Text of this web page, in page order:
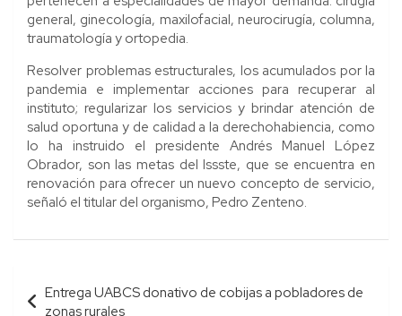
general, ginecología, maxilofacial, neurocirugía, columna,
traumatología y ortopedia.
Resolver problemas estructurales, los acumulados por la
pandemia e implementar acciones para recuperar al
instituto; regularizar los servicios y brindar atención de
salud oportuna y de calidad a la derechohabiencia, como
lo ha instruido el presidente Andrés Manuel López
Obrador, son las metas del Issste, que se encuentra en
renovación para ofrecer un nuevo concepto de servicio,
señaló el titular del organismo, Pedro Zenteno.
Navegación
de Entrega UABCS donativo de cobijas a pobladores de
zonas rurales